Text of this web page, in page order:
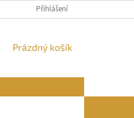
KDE NÁS NAJDETE
Přihlášení
NÁKUPNÍ
Prázdný košík